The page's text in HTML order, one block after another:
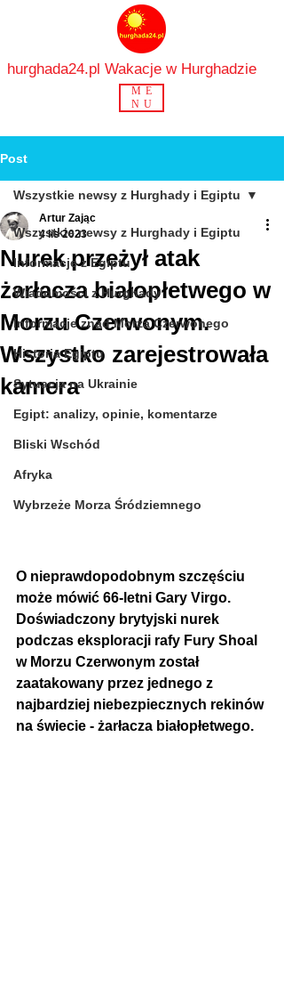
hurghada24.pl Wakacje w Hurghadzie
ME
NU
Post
Wszystkie newsy z Hurghady i Egiptu
Informacje z Egiptu
Wiadomości z Hurghady
Informacje znad Morza Czerwonego
Historia Egiptu
Sytuacja na Ukrainie
Egipt: analizy, opinie, komentarze
Bliski Wschód
Afryka
Wybrzeże Morza Śródziemnego
Wszystkie newsy z Hurghady i Egiptu
Nurek przeżył atak
żarłacza białopłetwego w
Morzu Czerwonym.
Wszystko zarejestrowała
kamera
Artur Zając
4 lis 2023
O nieprawdopodobnym szczęściu
może mówić 66-letni Gary Virgo.
Doświadczony brytyjski nurek
podczas eksploracji rafy Fury Shoal
w Morzu Czerwonym został
zaatakowany przez jednego z
najbardziej niebezpiecznych rekinów
na świecie - żarłacza białopłetwego.